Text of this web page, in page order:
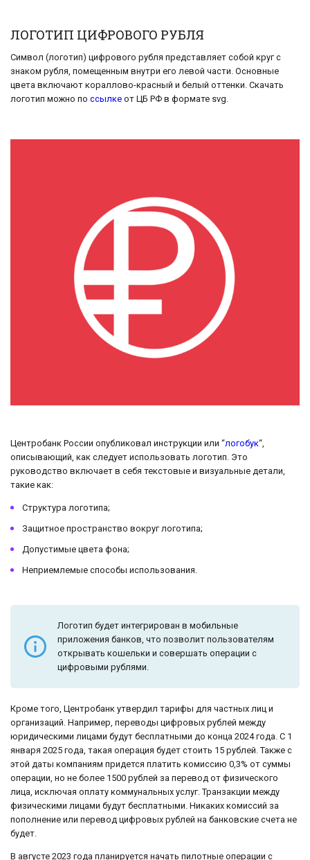
ЛОГОТИП ЦИФРОВОГО РУБЛЯ
Символ (логотип) цифрового рубля представляет собой круг с
знаком рубля, помещенным внутри его левой части. Основные
цвета включают кораллово-красный и белый оттенки. Скачать
логотип можно по ссылке от ЦБ РФ в формате svg.
Центробанк России опубликовал инструкции или “логобук“,
описывающий, как следует использовать логотип. Это
руководство включает в себя текстовые и визуальные детали,
такие как:
Структура логотипа;
Защитное пространство вокруг логотипа;
Допустимые цвета фона;
Неприемлемые способы использования.
Логотип будет интегрирован в мобильные
приложения банков, что позволит пользователям
открывать кошельки и совершать операции с
цифровыми рублями.
Кроме того, Центробанк утвердил тарифы для частных лиц и
организаций. Например, переводы цифровых рублей между
юридическими лицами будут бесплатными до конца 2024 года. С 1
января 2025 года, такая операция будет стоить 15 рублей. Также с
этой даты компаниям придется платить комиссию 0,3% от суммы
операции, но не более 1500 рублей за перевод от физического
лица, исключая оплату коммунальных услуг. Транзакции между
физическими лицами будут бесплатными. Никаких комиссий за
пополнение или перевод цифровых рублей на банковские счета не
будет.
В августе 2023 года планируется начать пилотные операции с